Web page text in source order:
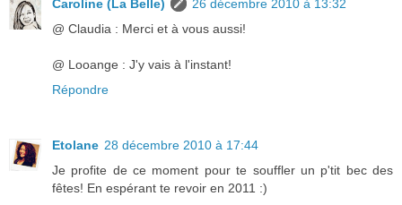
Caroline (La Belle)
26 décembre 2010 à 13:32
@ Claudia : Merci et à vous aussi!
@ Looange : J'y vais à l'instant!
Répondre
Etolane 28 décembre 2010 à 17:44
Je profite de ce moment pour te souffler un p'tit bec des
fêtes! En espérant te revoir en 2011 :)